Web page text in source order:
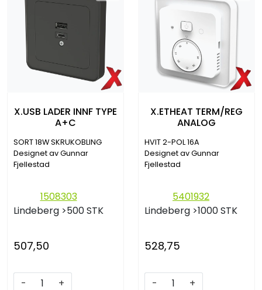
X.USB LADER INNF TYPE
A+C
SORT 18W SKRUKOBLING
Designet av Gunnar
Fjellestad
1508303
Lindeberg >500 STK
507,50
- +
X.ETHEAT TERM/REG
ANALOG
HVIT 2-POL 16A
Designet av Gunnar
Fjellestad
5401932
Lindeberg >1000 STK
528,75
- +